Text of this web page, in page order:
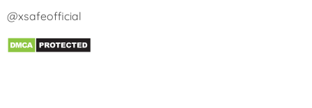
@xsafeofficial